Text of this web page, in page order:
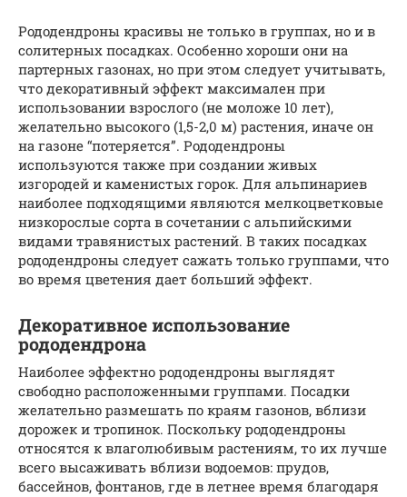
Рододендроны красивы не только в группах, но и в
солитерных посадках. Особенно хороши они на
партерных газонах, но при этом следует учитывать,
что декоративный эффект максимален при
использовании взрослого (не моложе 10 лет),
желательно высокого (1,5-2,0 м) растения, иначе он
на газоне “потеряется”. Рододендроны
используются также при создании живых
изгородей и каменистых горок. Для альпинариев
наиболее подходящими являются мелкоцветковые
низкорослые сорта в сочетании с альпийскими
видами травянистых растений. В таких посадках
рододендроны следует сажать только группами, что
во время цветения дает больший эффект.
Декоративное использование
рододендрона
Наиболее эффектно рододендроны выглядят
свободно расположенными группами. Посадки
желательно размешать по краям газонов, вблизи
дорожек и тропинок. Поскольку рододендроны
относятся к влаголюбивым растениям, то их лучше
всего высаживать вблизи водоемов: прудов,
бассейнов, фонтанов, где в летнее время благодаря